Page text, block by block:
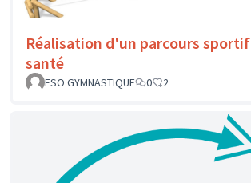
Réalisation d'un parcours sportif
santé
ESO GYMNASTIQUE
0 2